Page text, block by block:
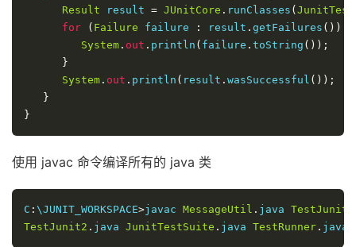
Result result = JUnitCore . runClasses (
for
( Failure failure : result . getFailures ())
System . out . println ( failure . toString ());
}
System . out . println ( result . wasSuccessful ());
}
}
使用 javac 命令编译所有的 java 类
C : \JUNIT_WORKSPACE>javac MessageUtil . java TestJunit1
TestJunit2 . java JunitTestSuite . java TestRunner . java